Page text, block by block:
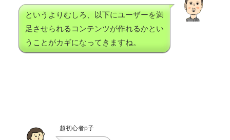
というよりむしろ、以下にユーザーを満
足させられるコンテンツが作れるかとい
うことがカギになってきますね。
超初心者p子